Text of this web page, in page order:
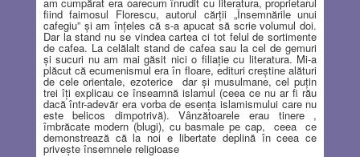
fiind faimosul Florescu, autorul cărţii „Însemnările unui
cafegiu” şi am înţeles că s-a apucat să scrie volumul doi.
Dar la stand nu se vindea cartea ci tot felul de sortimente
de cafea. La celălalt stand de cafea sau la cel de gemuri
şi sucuri nu am mai găsit nici o filiaţie cu literatura. Mi-a
plăcut că ecumenismul era în floare, edituri creştine alături
de cele orientale, ezoterice dar şi musulmane, cel puţin
trei îţi explicau ce înseamnă islamul (ceea ce nu ar fi rău
dacă într-adevăr era vorba de esenţa islamismului care nu
este belicos dimpotrivă). Vânzătoarele erau tinere ,
îmbrăcate modern (blugi), cu basmale pe cap, ceea ce
demonstrează că la noi e libertate deplină în ceea ce
priveşte însemnele religioase